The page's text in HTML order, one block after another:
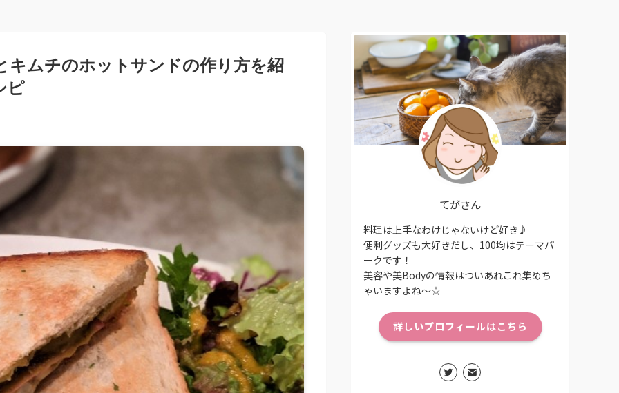
キムチのホットサンドの作り方を紹
ピ
てがさん
料理は上手なわけじゃないけど好き♪
便利グッズも大好きだし、100均はテーマパ
ークです！
美容や美Bodyの情報はついあれこれ集めち
ゃいますよね〜☆
詳しいプロフィールはこちら